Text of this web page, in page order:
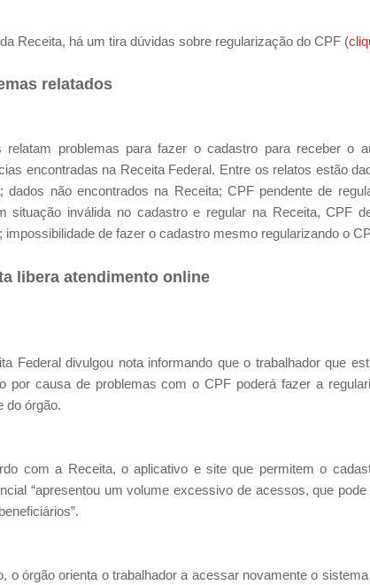
Receita, há um tira dúvidas sobre regularização do CPF (
relatados
relatam problemas para fazer o cadastro para receber o
encontradas na Receita Federal. Entre os relatos estão
dados não encontrados na Receita; CPF pendente de
situação inválida no cadastro e regular na Receita, CPF
impossibilidade de fazer o cadastro mesmo regularizando o
libera atendimento online
Federal divulgou nota informando que o trabalhador que
por causa de problemas com o CPF poderá fazer a
do órgão.
com a Receita, o aplicativo e site que permitem o
“apresentou um volume excessivo de acessos, que
o órgão orienta o trabalhador a acessar novamente o